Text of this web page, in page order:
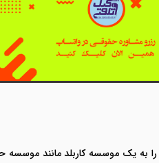
یک موسسه کاربلد مانند موسسه